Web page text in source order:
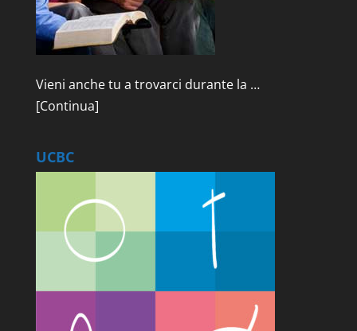
Vieni anche tu a trovarci durante la …
[Continua]
UCBC